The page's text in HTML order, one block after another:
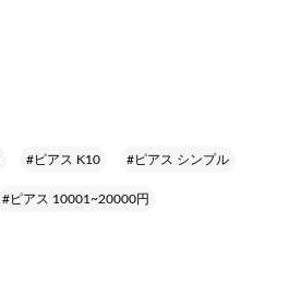
#ピアス K10 #ピアス シンプル
#ピアス 10001~20000円